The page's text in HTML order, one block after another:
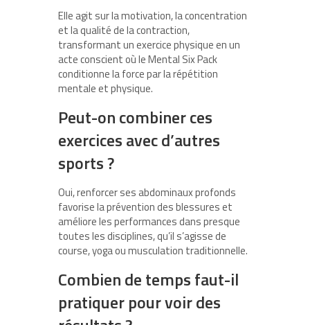
Elle agit sur la motivation, la concentration
et la qualité de la contraction,
transformant un exercice physique en un
acte conscient où le Mental Six Pack
conditionne la force par la répétition
mentale et physique.
Peut-on combiner ces
exercices avec d’autres
sports ?
Oui, renforcer ses abdominaux profonds
favorise la prévention des blessures et
améliore les performances dans presque
toutes les disciplines, qu’il s’agisse de
course, yoga ou musculation traditionnelle.
Combien de temps faut-il
pratiquer pour voir des